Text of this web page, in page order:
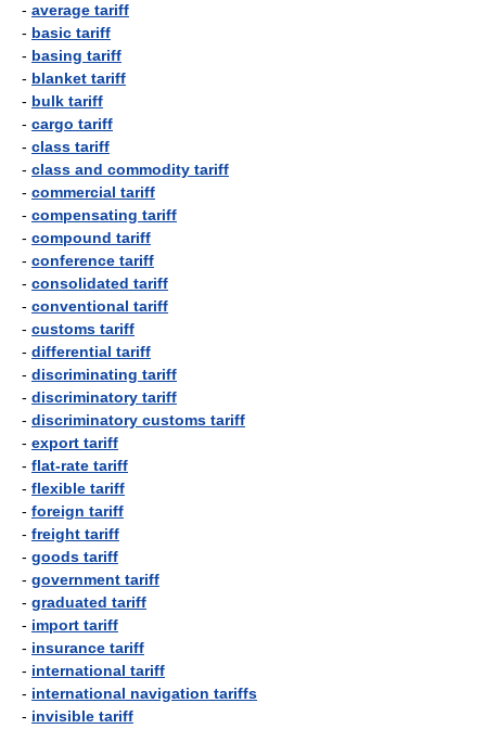
- average tariff
- basic tariff
- basing tariff
- blanket tariff
- bulk tariff
- cargo tariff
- class tariff
- class and commodity tariff
- commercial tariff
- compensating tariff
- compound tariff
- conference tariff
- consolidated tariff
- conventional tariff
- customs tariff
- differential tariff
- discriminating tariff
- discriminatory tariff
- discriminatory customs tariff
- export tariff
- flat-rate tariff
- flexible tariff
- foreign tariff
- freight tariff
- goods tariff
- government tariff
- graduated tariff
- import tariff
- insurance tariff
- international tariff
- international navigation tariffs
- invisible tariff